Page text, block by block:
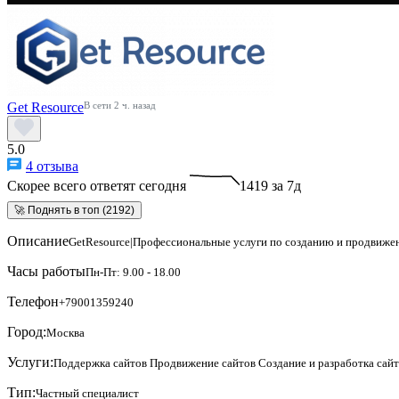
Get ResourceВ сети 2 ч. назад
5.0
4 отзыва
Скорее всего ответят сегодня
1419 за 7д
🚀 Поднять в топ (2192)
ОписаниеGetResource|Профессиональные услуги по созданию и
Часы работыПн-Пт: 9.00 - 18.00
Телефон+79001359240
Город:Москва
Услуги:Поддержка сайтов Продвижение сайтов Создание и разработка
Тип:Частный специалист